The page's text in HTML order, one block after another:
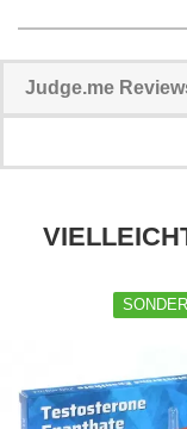
Judge.me